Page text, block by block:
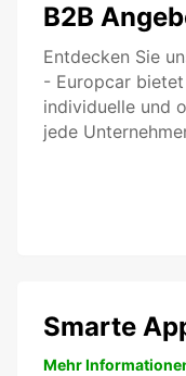
B2B
Entdecken Sie
- Europcar
individuelle und
jede
Smarte
Mehr